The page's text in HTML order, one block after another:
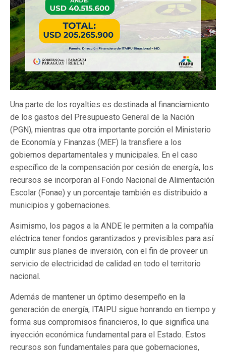
Una parte de los royalties es destinada al financiamiento
de los gastos del Presupuesto General de la Nación
(PGN), mientras que otra importante porción el Ministerio
de Economía y Finanzas (MEF) la transfiere a los
gobiernos departamentales y municipales. En el caso
específico de la compensación por cesión de energía, los
recursos se incorporan al Fondo Nacional de Alimentación
Escolar (Fonae) y un porcentaje también es distribuido a
municipios y gobernaciones.
Asimismo, los pagos a la ANDE le permiten a la compañía
eléctrica tener fondos garantizados y previsibles para así
cumplir sus planes de inversión, con el fin de proveer un
servicio de electricidad de calidad en todo el territorio
nacional.
Además de mantener un óptimo desempeño en la
generación de energía, ITAIPU sigue honrando en tiempo y
forma sus compromisos financieros, lo que significa una
inyección económica fundamental para el Estado. Estos
recursos son fundamentales para que gobernaciones,